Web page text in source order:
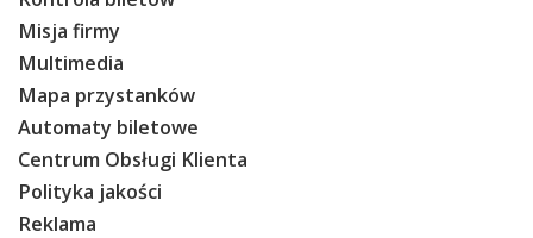
Misja firmy
Multimedia
Mapa przystanków
Automaty biletowe
Centrum Obsługi Klienta
Polityka jakości
Reklama